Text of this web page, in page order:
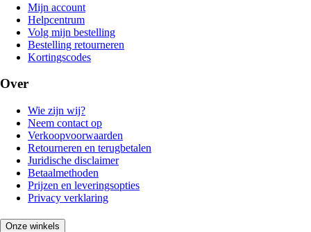
Mijn account
Helpcentrum
Volg mijn bestelling
Bestelling retourneren
Kortingscodes
Over
Wie zijn wij?
Neem contact op
Verkoopvoorwaarden
Retourneren en terugbetalen
Juridische disclaimer
Betaalmethoden
Prijzen en leveringsopties
Privacy verklaring
Onze winkels